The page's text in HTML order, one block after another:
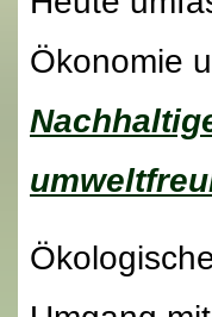
Ökonomie